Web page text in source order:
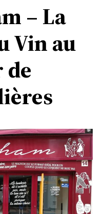
– La
Vin au